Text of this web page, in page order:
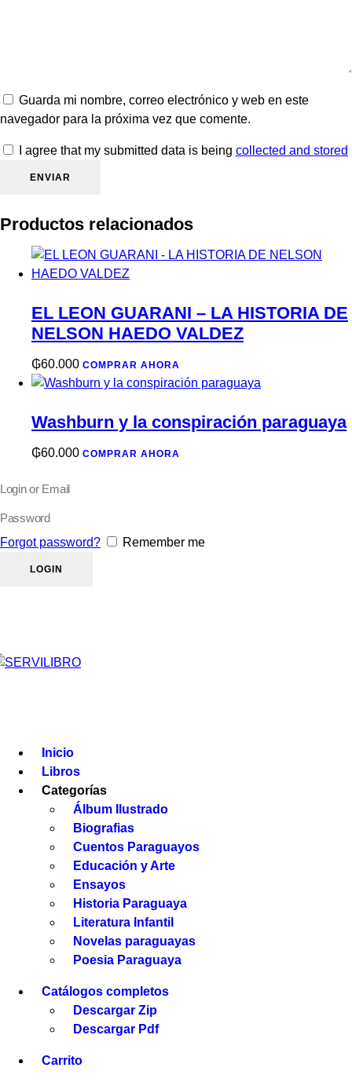
Guarda mi nombre, correo electrónico y web en este
navegador para la próxima vez que comente.
I agree that my submitted data is being collected and stored
Productos relacionados
EL LEON GUARANI – LA HISTORIA DE
NELSON HAEDO VALDEZ
₲60.000 COMPRAR AHORA
Washburn y la conspiración paraguaya
₲60.000 COMPRAR AHORA
Forgot password? Remember me
Inicio
Libros
Categorías
Álbum Ilustrado
Biografias
Cuentos Paraguayos
Educación y Arte
Ensayos
Historia Paraguaya
Literatura Infantil
Novelas paraguayas
Poesia Paraguaya
Catálogos completos
Descargar Zip
Descargar Pdf
Carrito